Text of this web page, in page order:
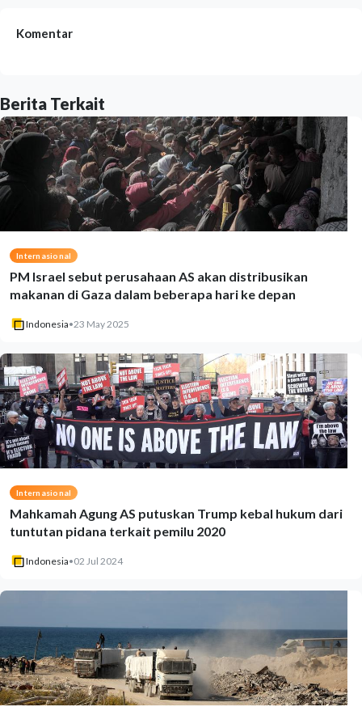
Komentar
Berita Terkait
Internasional
PM Israel sebut perusahaan AS akan distribusikan
makanan di Gaza dalam beberapa hari ke depan
Indonesia•23 May 2025
Internasional
Mahkamah Agung AS putuskan Trump kebal hukum dari
tuntutan pidana terkait pemilu 2020
Indonesia•02 Jul 2024